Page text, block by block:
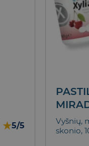
★5/5
Vyšnių,
skonio,